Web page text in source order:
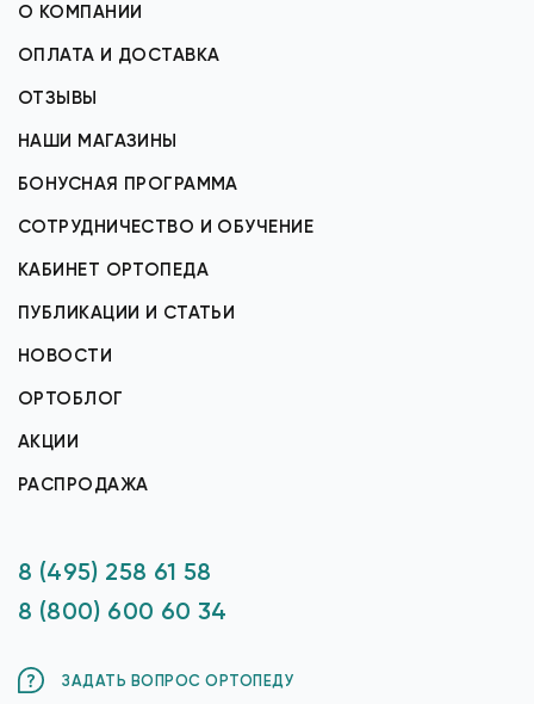
О КОМПАНИИ
ОПЛАТА И ДОСТАВКА
ОТЗЫВЫ
НАШИ МАГАЗИНЫ
БОНУСНАЯ ПРОГРАММА
СОТРУДНИЧЕСТВО И ОБУЧЕНИЕ
КАБИНЕТ ОРТОПЕДА
ПУБЛИКАЦИИ И СТАТЬИ
НОВОСТИ
ОРТОБЛОГ
АКЦИИ
РАСПРОДАЖА
8 (495) 258 61 58
8 (800) 600 60 34
ЗАДАТЬ ВОПРОС ОРТОПЕДУ